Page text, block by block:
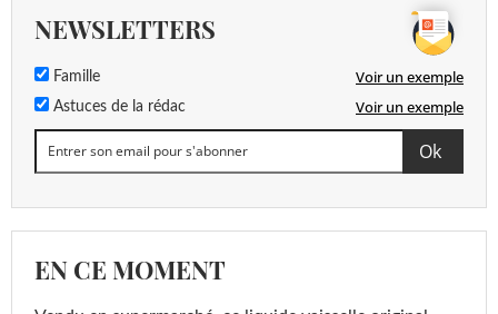
NEWSLETTERS
Famille Voir un exemple
Astuces de la rédac Voir un exemple
EN CE MOMENT